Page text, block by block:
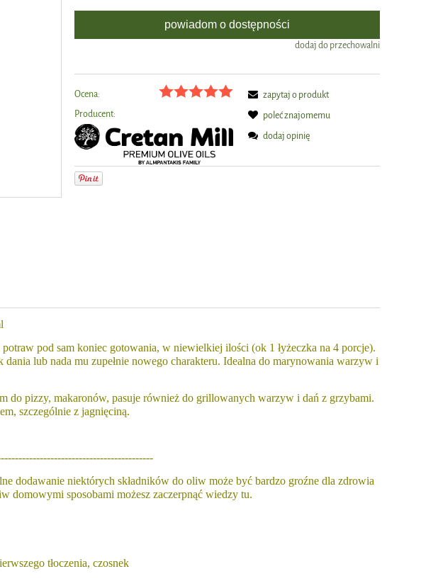
z oregano 250ml
powiadom o dostępności
dodaj do przechowalni
Ocena:
Producent:
zapytaj o produkt
poleć znajomemu
dodaj opinię
pod sam koniec gotowania, w niewielkiej ilości (ok 1 łyżeczka na 4 porcje).
lub nada mu zupełnie nowego charakteru. Idealna do marynowania warzyw i
do pizzy, makaronów, pasuje również do grillowanych warzyw i dań z grzybami.
szczególnie z jagnięciną.
dodawanie niektórych składników do oliw może być bardzo groźne dla zdrowia
domowymi sposobami możesz zaczerpnąć wiedzy tu.
tłoczenia, czosnek